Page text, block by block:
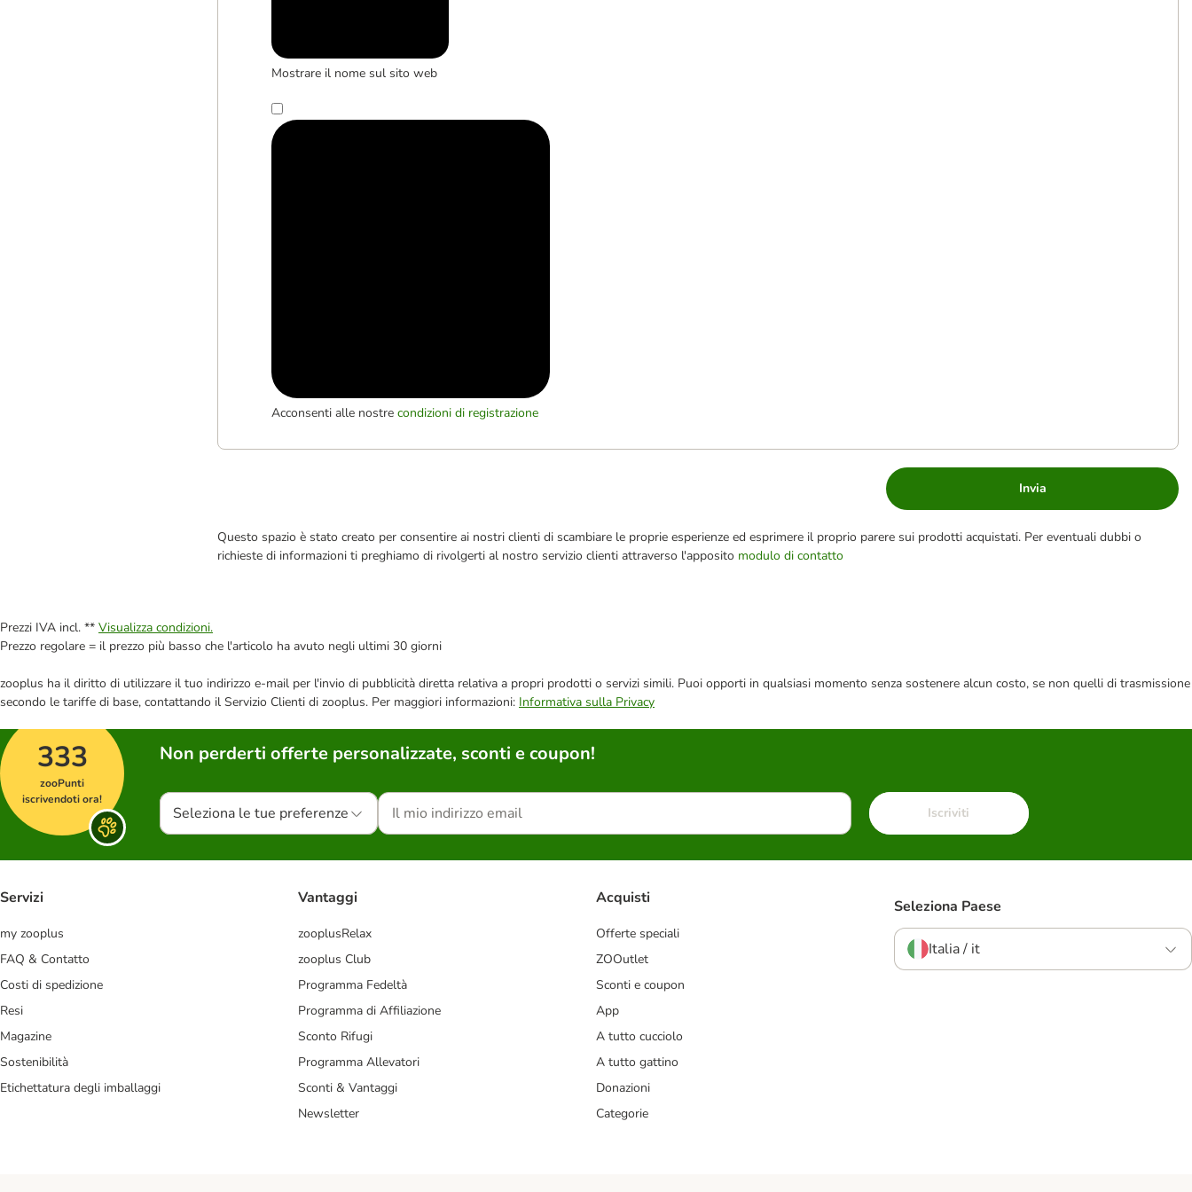
Mostrare il nome sul sito web
Acconsenti alle nostre condizioni di registrazione
Invia
Questo spazio è stato creato per consentire ai nostri clienti di scambiare le proprie esperienze ed esprimere il proprio parere sui prodotti acquistati. Per eventuali dubbi o
richieste di informazioni ti preghiamo di rivolgerti al nostro servizio clienti attraverso l'apposito modulo di contatto
Prezzi IVA incl. ** Visualizza condizioni.
Prezzo regolare = il prezzo più basso che l'articolo ha avuto negli ultimi 30 giorni
zooplus ha il diritto di utilizzare il tuo indirizzo e-mail per l'invio di pubblicità diretta relativa a propri prodotti o servizi simili. Puoi opporti in qualsiasi momento senza sostenere alcun costo, se non quelli di trasmissione
secondo le tariffe di base, contattando il Servizio Clienti di zooplus. Per maggiori informazioni: Informativa sulla Privacy
333
zooPunti
iscrivendoti ora!
Non perderti offerte personalizzate, sconti e coupon!
Seleziona le tue preferenze Iscriviti
Servizi
my zooplus
FAQ & Contatto
Costi di spedizione
Resi
Magazine
Sostenibilità
Etichettatura degli imballaggi
Vantaggi
zooplusRelax
zooplus Club
Programma Fedeltà
Programma di Affiliazione
Sconto Rifugi
Programma Allevatori
Sconti & Vantaggi
Newsletter
Acquisti
Offerte speciali
ZOOutlet
Sconti e coupon
App
A tutto cucciolo
A tutto gattino
Donazioni
Categorie
Seleziona Paese
Italia / it